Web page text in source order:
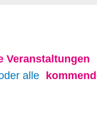
Veranstaltungen
alle